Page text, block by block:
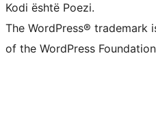
Kodi është Poezi.
The WordPress®
of the WordPress